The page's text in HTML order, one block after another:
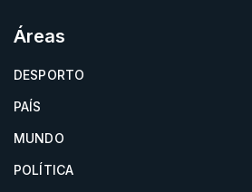
Áreas
DESPORTO
PAÍS
MUNDO
POLÍTICA